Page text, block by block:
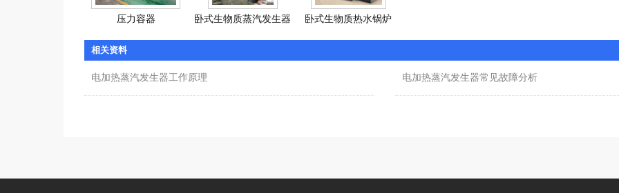
压力容器 卧式生物质蒸汽发生器 卧式生物质热水锅炉
相关资料
电加热蒸汽发生器工作原理 电加热蒸汽发生器常见故障分析